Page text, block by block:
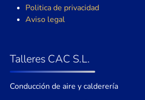
Politica de privacidad
Aviso legal
Talleres CAC S.L.
Conducción de aire y calderería